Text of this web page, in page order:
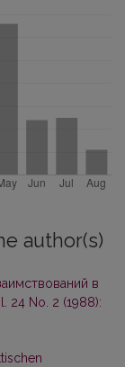
author(s)
в
24 No. 2 (1988):